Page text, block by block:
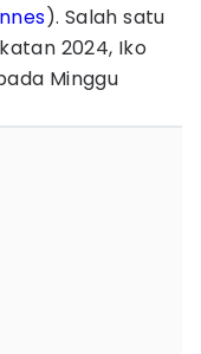
). Salah satu
2024, Iko
Minggu